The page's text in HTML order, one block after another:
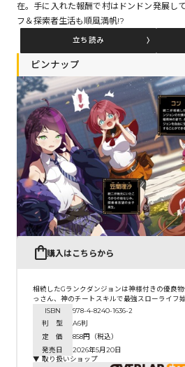
コミックエッセイ
閉じる
在。手に入れた報酬で村はドンドン発展し
フ＆探索者生活も順風満帆!?
立ち読み
ピンナップ
購入はこちらから
相続したGランクダンジョンは神様付きの優良
っさん、神のチートスキルで最強スローライフ
ISBN
978-4-8240-1636-2
判 型
A6判
定 価
858円（税込）
発売日
2026年5月20日
▼ 取り扱いショップ